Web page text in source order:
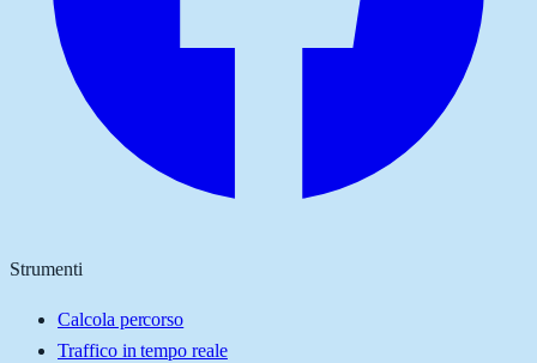
Strumenti
Calcola percorso
Traffico in tempo reale